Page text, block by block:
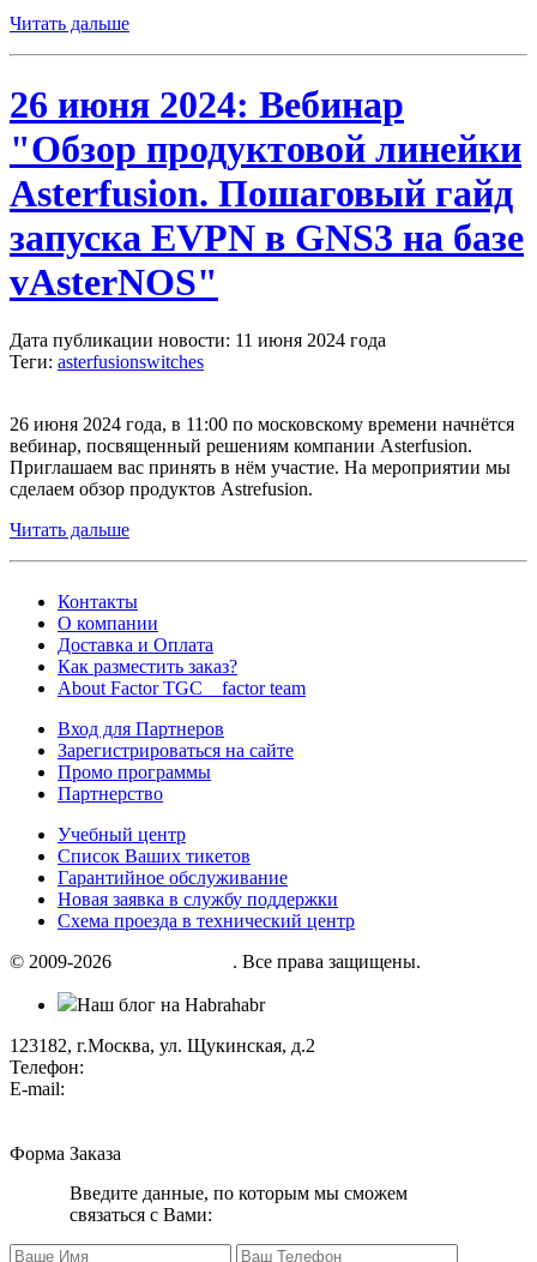
Читать дальше
26 июня 2024: Вебинар
"Обзор продуктовой линейки
Asterfusion. Пошаговый гайд
запуска EVPN в GNS3 на базе
vAsterNOS"
Дата публикации новости: 11 июня 2024 года
Теги: asterfusionswitches
26 июня 2024 года, в 11:00 по московскому времени начнётся
вебинар, посвященный решениям компании Asterfusion.
Приглашаем вас принять в нём участие. На мероприятии мы
сделаем обзор продуктов Astrefusion.
Читать дальше
Контакты
О компании
Доставка и Оплата
Как разместить заказ?
About Factor TGC _ factor team
Вход для Партнеров
Зарегистрироваться на сайте
Промо программы
Партнерство
Учебный центр
Список Ваших тикетов
Гарантийное обслуживание
Новая заявка в службу поддержки
Схема проезда в технический центр
© 2009-2026
. Все права защищены.
Наш блог на Habrahabr
123182, г.Москва, ул. Щукинская, д.2
Телефон:
E-mail:
Форма Заказа
Введите данные, по которым мы сможем
связаться с Вами: